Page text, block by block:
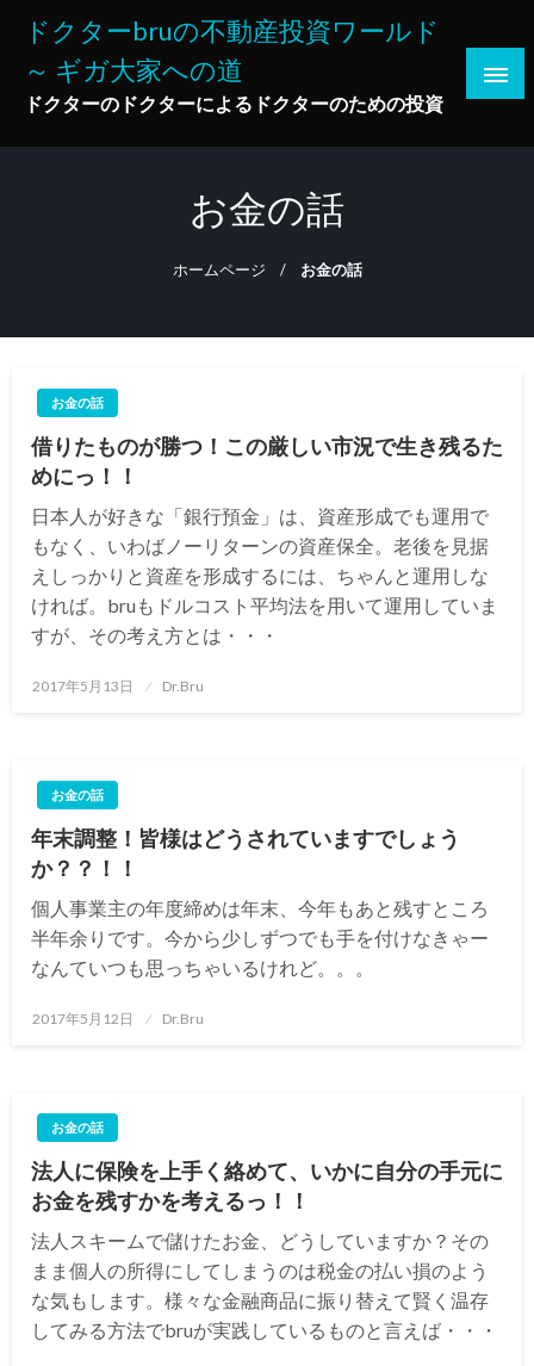
ドクターbruの不動産投資ワールド
～ ギガ大家への道
ドクターのドクターによるドクターのための投資
お金の話
ホームページ お金の話
お金の話
借りたものが勝つ！この厳しい市況で生き残るた
めにっ！！
日本人が好きな「銀行預金」は、資産形成でも運用で
もなく、いわばノーリターンの資産保全。老後を見据
えしっかりと資産を形成するには、ちゃんと運用しな
ければ。bruもドルコスト平均法を用いて運用していま
すが、その考え方とは・・・
投
2017年5月13日 Dr.Bru
お金の話
年末調整！皆様はどうされていますでしょう
か？？！！
個人事業主の年度締めは年末、今年もあと残すところ
半年余りです。今から少しずつでも手を付けなきゃー
なんていつも思っちゃいるけれど。。。
投
2017年5月12日 Dr.Bru
お金の話
法人に保険を上手く絡めて、いかに自分の手元に
お金を残すかを考えるっ！！
法人スキームで儲けたお金、どうしていますか？その
まま個人の所得にしてしまうのは税金の払い損のよう
な気もします。様々な金融商品に振り替えて賢く温存
してみる方法でbruが実践しているものと言えば・・・